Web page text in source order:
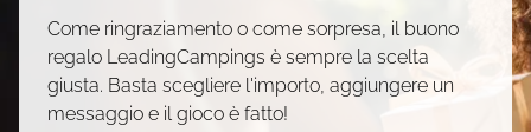
Come ringraziamento o come sorpresa, il buono
regalo LeadingCampings è sempre la scelta
giusta. Basta scegliere l'importo, aggiungere un
messaggio e il gioco è fatto!